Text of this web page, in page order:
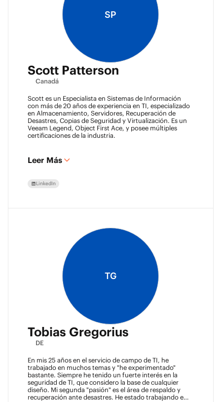
SP
Scott Patterson
Canadá
Scott es un Especialista en Sistemas de Información
con más de 20 años de experiencia en TI, especializado
en Almacenamiento, Servidores, Recuperación de
Desastres, Copias de Seguridad y Virtualización. Es un
Veeam Legend, Object First Ace, y posee múltiples
certificaciones de la industria.
Leer Más
LinkedIn
TG
Tobias Gregorius
DE
En mis 25 años en el servicio de campo de TI, he
trabajado en muchos temas y "he experimentado"
bastante. Siempre he tenido un fuerte interés en la
seguridad de TI, que considero la base de cualquier
diseño. Mi segunda "pasión" es el área de respaldo y
recuperación ante desastres. He estado trabajando en